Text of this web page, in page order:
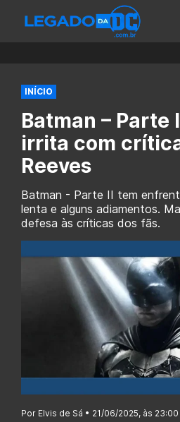
INÍCIO
Batman – Parte
irrita com
Reeves
Batman - Parte II tem
lenta e alguns adiamentos.
defesa às críticas dos fãs.
Por Elvis de Sá • 21/06/2025, às 23:00